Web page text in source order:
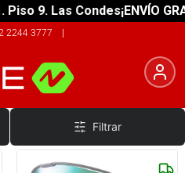
9. Las Condes¡ENVÍO
2244 3777 |
Filtrar